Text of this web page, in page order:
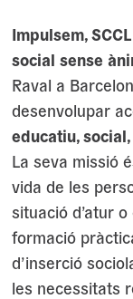
Impulsem, SCCL
social sense
Raval a
desenvolupar
educatiu,
La seva missió
vida de les
situació d’atur
formació
d’inserció
les necessitats